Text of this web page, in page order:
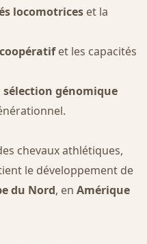
locomotriceset la
et les capacités
sélection génomique
chevaux athlétiques,
le développement de
du Nord, en Amérique